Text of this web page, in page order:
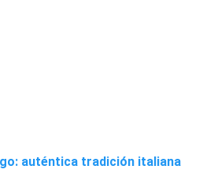
auténtica tradición italiana